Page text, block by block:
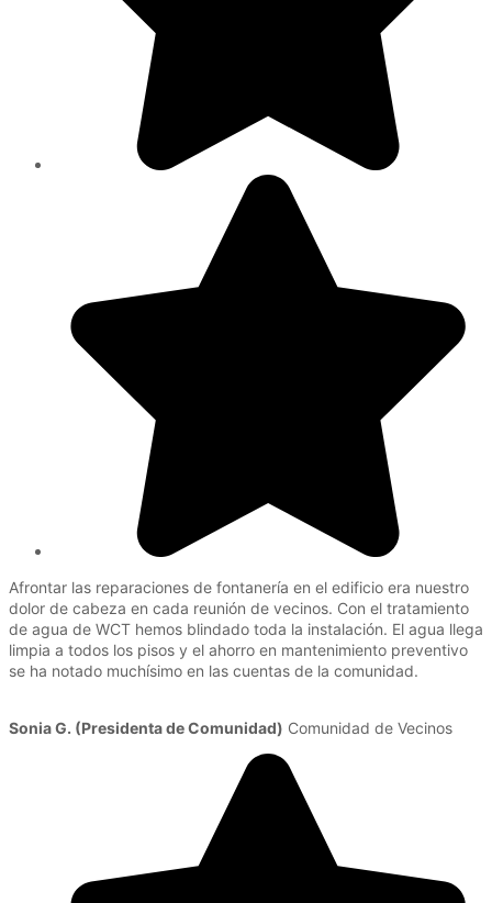
Afrontar las reparaciones de fontanería en el edificio era nuestro
dolor de cabeza en cada reunión de vecinos. Con el tratamiento
de agua de WCT hemos blindado toda la instalación. El agua llega
limpia a todos los pisos y el ahorro en mantenimiento preventivo
se ha notado muchísimo en las cuentas de la comunidad.
Sonia G. (Presidenta de Comunidad) Comunidad de Vecinos